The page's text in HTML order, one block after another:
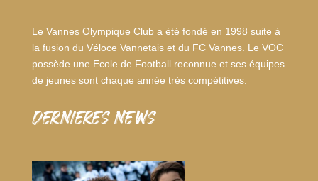
Le Vannes Olympique Club a été fondé en 1998 suite à
la fusion du Véloce Vannetais et du FC Vannes. Le VOC
possède une Ecole de Football reconnue et ses équipes
de jeunes sont chaque année très compétitives.
dernieres news